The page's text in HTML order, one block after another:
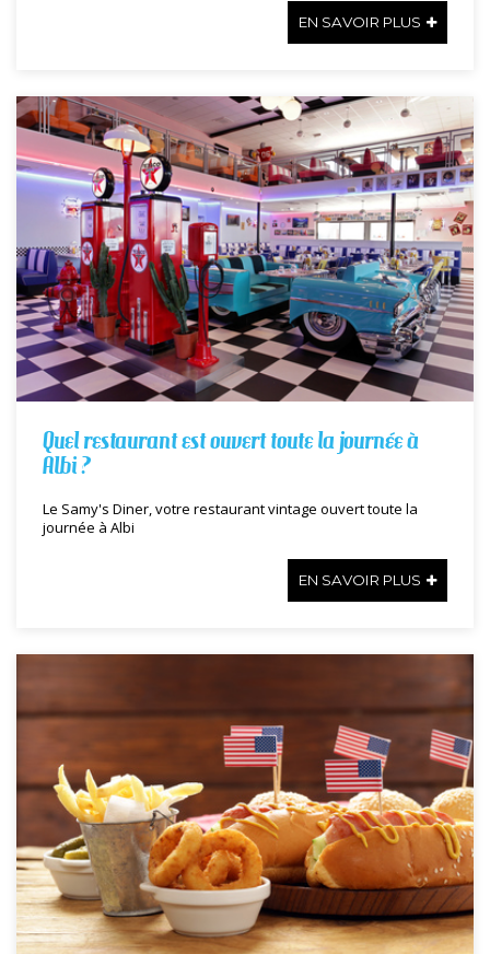
EN SAVOIR PLUS
Quel restaurant est ouvert toute la journée à
Albi ?
Le Samy's Diner, votre restaurant vintage ouvert toute la
journée à Albi
EN SAVOIR PLUS